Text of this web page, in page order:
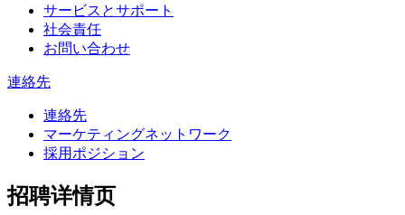
サービスとサポート
社会責任
お問い合わせ
連絡先
連絡先
マーケティングネットワーク
採用ポジション
招聘详情页